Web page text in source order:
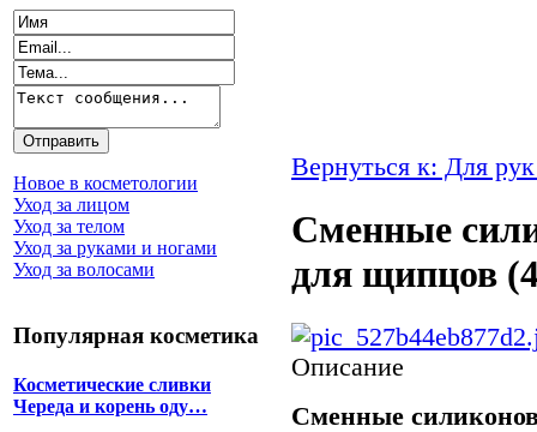
Новое в косметологии
Уход за лицом
Уход за телом
Уход за руками и ногами
Уход за волосами
Популярная косметика
Косметические сливки
Череда и корень оду…
Вернуться к: Для
Сменные
для щипцов
Описание
Сменные